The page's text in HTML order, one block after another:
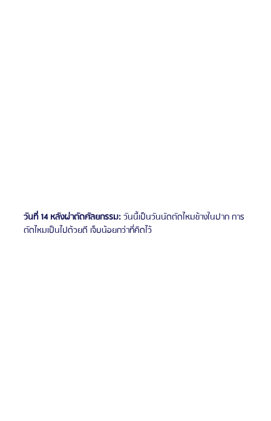
วันที่ 14 หลังผ่าตัดศัลยกรรม: วันนี้เป็นวันนัดตัดไหมข้างในปาก การ
ตัดไหมเป็นไปด้วยดี เจ็บน้อยกว่าที่คิดไว้